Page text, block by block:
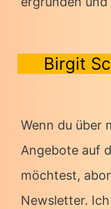
Birgit
Wenn du über
Angebote auf
möchtest,
Newsletter.